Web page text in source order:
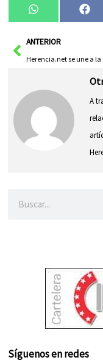
Compartir
en
WhatsApp
en
AntANTERIOR
A
Síguenos en redes